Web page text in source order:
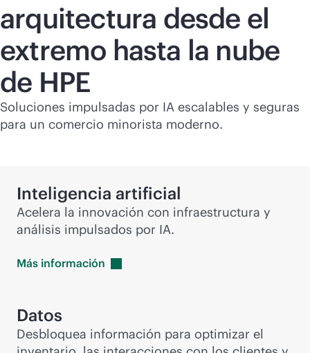
arquitectura desde el
extremo hasta la nube
de HPE
Soluciones impulsadas por IA escalables y seguras
para un comercio minorista moderno.
Inteligencia artificial
Acelera la innovación con infraestructura y
análisis impulsados por IA.
Más información
Datos
Desbloquea información para optimizar el